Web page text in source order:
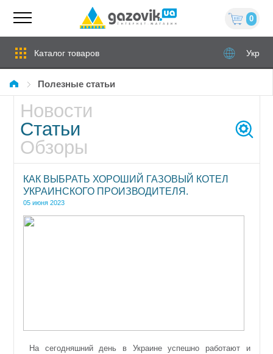
0
Каталог товаров Укр
Полезные статьи
Новости
Статьи
Обзоры
КАК ВЫБРАТЬ ХОРОШИЙ ГАЗОВЫЙ КОТЕЛ
УКРАИНСКОГО ПРОИЗВОДИТЕЛЯ.
05 июня 2023
На сегодняшний день в Украине успешно работают и